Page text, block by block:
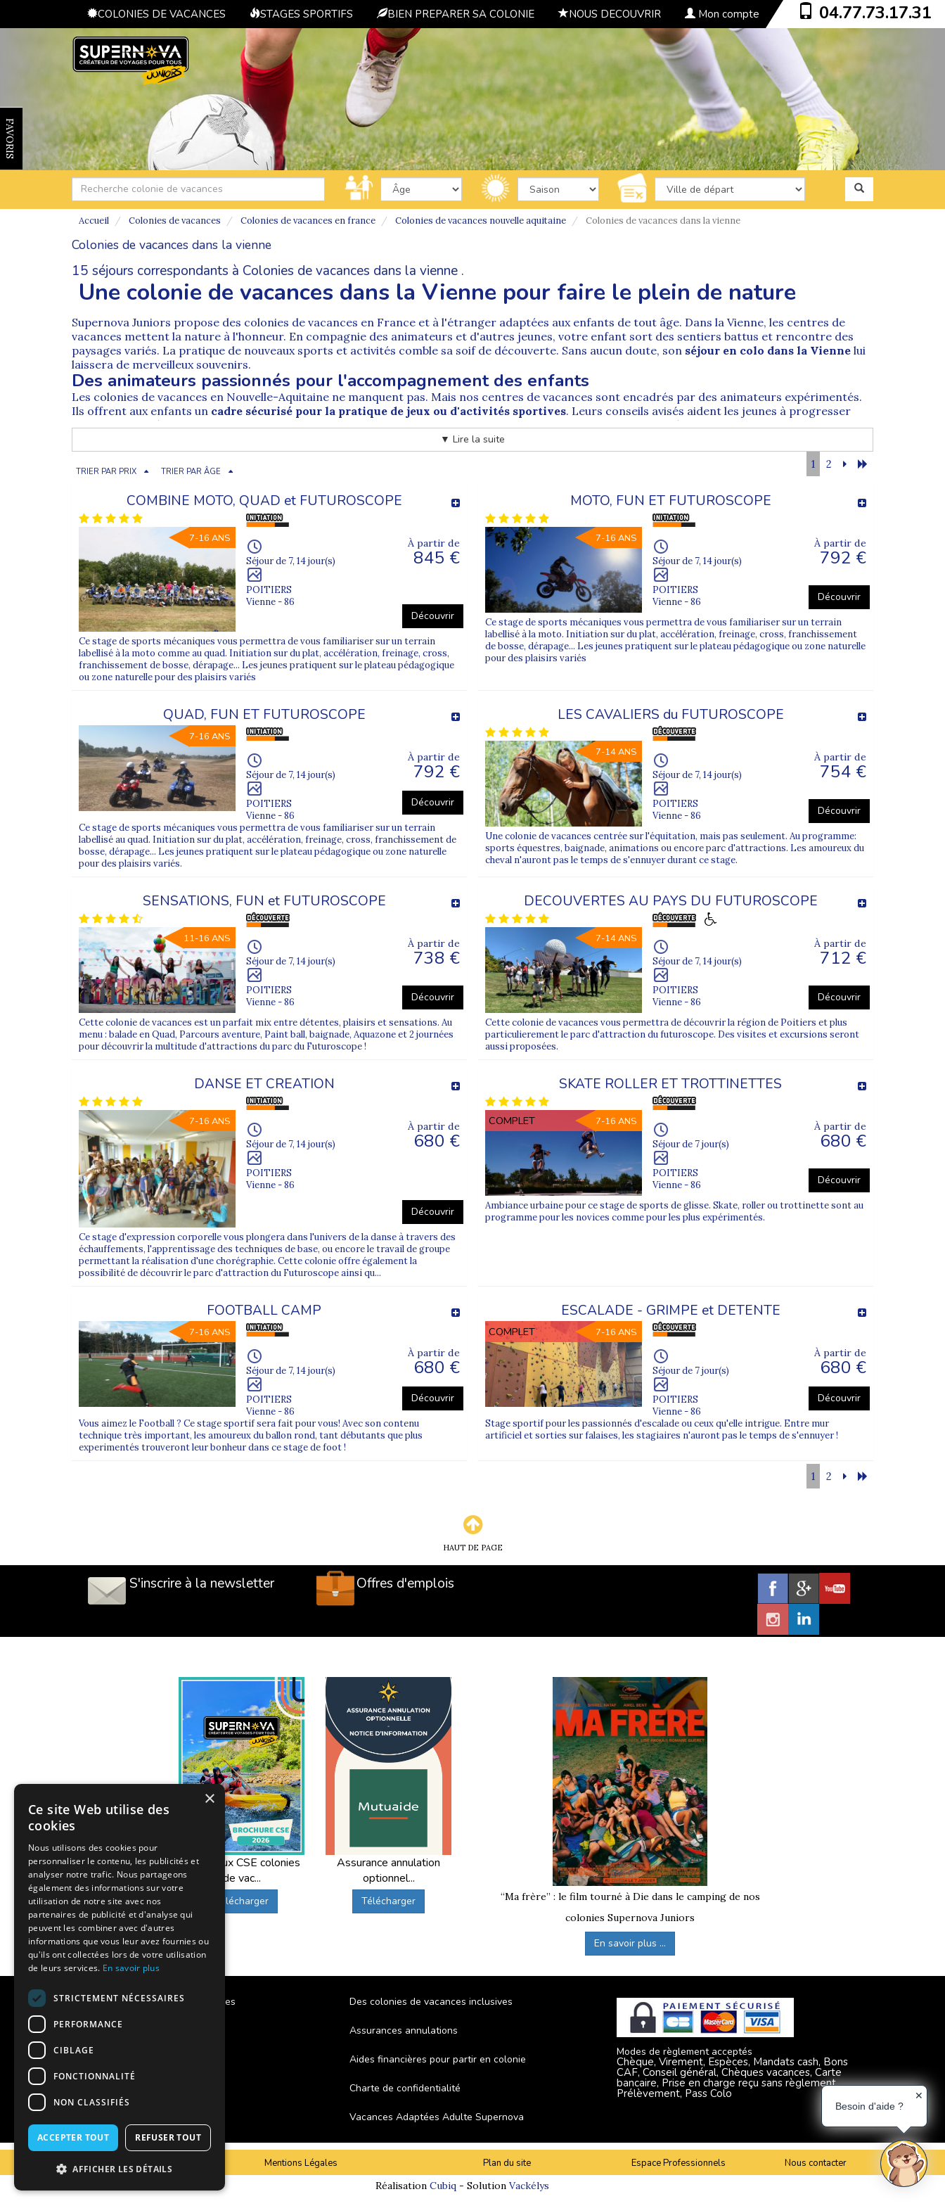
COLONIES DE VACANCES STAGES SPORTIFS BIEN PREPARER SA COLONIE NOUS DECOUVRIR Mon compte 04.77.73.17.31
FAVORIS
Accueil Colonies de vacances Colonies de vacances en france Colonies de vacances nouvelle aquitaine Colonies de vacances dans la vienne
Colonies de vacances dans la vienne
15 séjours correspondants à Colonies de vacances dans la vienne .
Une colonie de vacances dans la Vienne pour faire le plein de nature
Supernova Juniors propose des colonies de vacances en France et à l'étranger adaptées aux enfants de tout âge. Dans la Vienne, les centres de
vacances mettent la nature à l'honneur. En compagnie des animateurs et d'autres jeunes, votre enfant sort des sentiers battus et rencontre des
paysages variés. La pratique de nouveaux sports et activités comble sa soif de découverte. Sans aucun doute, son séjour en colo dans la Vienne lui
laissera de merveilleux souvenirs.
Des animateurs passionnés pour l'accompagnement des enfants
Les colonies de vacances en Nouvelle-Aquitaine ne manquent pas. Mais nos centres de vacances sont encadrés par des animateurs expérimentés.
Ils offrent aux enfants un cadre sécurisé pour la pratique de jeux ou d'activités sportives. Leurs conseils avisés aident les jeunes à progresser
rapidement. Grâce au savoir-faire des animateurs, les liens d'amitié se tissent facilement entre enfants de tout âge.
Une aventure à renouveler pour le bien-être de votre enfant
colonie de vacances au bord de la mer et de
l'océanet une colonie de vacances à la campagne
. Une colonie de vacances dans la Vienne offre aux enfants un cadre idéal pour la pratique
Votre enfant réclame une colonie de vacances pour ses prochains congés scolaires ? Découvrez sans attendre les guides Supernova Juniors. Vous
trouverez des informations indispensables à l'
organisation d'un séjour de vacances inoubliable pour votre enfant
La 1re colonie de vacances
Comment se passe une colonie de vacances ?
Comment trouver une bonne colonie de vacances ?
▼ Lire la suite
TRIER PAR PRIX TRIER PAR ÂGE
1 2
COMBINE MOTO, QUAD et FUTUROSCOPE
7-16 ANS
Séjour de 7, 14 jour(s)
POITIERS
Vienne - 86
À partir de
845 €
Découvrir
Ce stage de sports mécaniques vous permettra de vous familiariser sur un terrain
labellisé à la moto comme au quad. Initiation sur du plat, accélération, freinage, cross,
franchissement de bosse, dérapage... Les jeunes pratiquent sur le plateau pédagogique
ou zone naturelle pour des plaisirs variés
MOTO, FUN ET FUTUROSCOPE
7-16 ANS
Séjour de 7, 14 jour(s)
POITIERS
Vienne - 86
À partir de
792 €
Découvrir
Ce stage de sports mécaniques vous permettra de vous familiariser sur un terrain
labellisé à la moto. Initiation sur du plat, accélération, freinage, cross, franchissement
de bosse, dérapage... Les jeunes pratiquent sur le plateau pédagogique ou zone naturelle
pour des plaisirs variés
QUAD, FUN ET FUTUROSCOPE
7-16 ANS
Séjour de 7, 14 jour(s)
POITIERS
Vienne - 86
À partir de
792 €
Découvrir
Ce stage de sports mécaniques vous permettra de vous familiariser sur un terrain
labellisé au quad. Initiation sur du plat, accélération, freinage, cross, franchissement de
bosse, dérapage... Les jeunes pratiquent sur le plateau pédagogique ou zone naturelle
pour des plaisirs variés.
LES CAVALIERS du FUTUROSCOPE
7-14 ANS
Séjour de 7, 14 jour(s)
POITIERS
Vienne - 86
À partir de
754 €
Découvrir
Une colonie de vacances centrée sur l'équitation, mais pas seulement. Au programme:
sports équestres, baignade, animations ou encore parc d'attractions. Les amoureux du
cheval n'auront pas le temps de s'ennuyer durant ce stage.
SENSATIONS, FUN et FUTUROSCOPE
11-16 ANS
Séjour de 7, 14 jour(s)
POITIERS
Vienne - 86
À partir de
738 €
Découvrir
Cette colonie de vacances est un parfait mix entre détentes, plaisirs et sensations. Au
menu : balade en Quad, Parcours aventure, Paint ball, baignade, Aquazone et 2 journées
pour découvrir la multitude d'attractions du parc du Futuroscope !
DECOUVERTES AU PAYS DU FUTUROSCOPE
7-14 ANS
Séjour de 7, 14 jour(s)
POITIERS
Vienne - 86
À partir de
712 €
Découvrir
Cette colonie de vacances vous permettra de découvrir la région de Poitiers et plus
particulierement le parc d'attraction du futuroscope. Des visites et excursions seront
aussi proposées.
DANSE ET CREATION
7-16 ANS
Séjour de 7, 14 jour(s)
POITIERS
Vienne - 86
À partir de
680 €
Découvrir
Ce stage d'expression corporelle vous plongera dans l'univers de la danse à travers des
échauffements, l'apprentissage des techniques de base, ou encore le travail de groupe
permettant la réalisation d'une chorégraphie. Cette colonie offre également la
possibilité de découvrir le parc d'attraction du Futuroscope ainsi qu...
SKATE ROLLER ET TROTTINETTES
COMPLET 7-16 ANS
Séjour de 7 jour(s)
POITIERS
Vienne - 86
À partir de
680 €
Découvrir
Ambiance urbaine pour ce stage de sports de glisse. Skate, roller ou trottinette sont au
programme pour les novices comme pour les plus expérimentés.
FOOTBALL CAMP
7-16 ANS
Séjour de 7, 14 jour(s)
POITIERS
Vienne - 86
À partir de
680 €
Découvrir
Vous aimez le Football ? Ce stage sportif sera fait pour vous! Avec son contenu
technique très important, les amoureux du ballon rond, tant débutants que plus
experimentés trouveront leur bonheur dans ce stage de foot !
ESCALADE - GRIMPE et DETENTE
COMPLET 7-16 ANS
Séjour de 7 jour(s)
POITIERS
Vienne - 86
À partir de
680 €
Découvrir
Stage sportif pour les passionnés d'escalade ou ceux qu'elle intrigue. Entre mur
artificiel et sorties sur falaises, les stagiaires n'auront pas le temps de s'ennuyer !
1 2
HAUT DE PAGE
S'inscrire à la newsletter Offres d'emplois
Offres aux CSE colonies
de vac...
Télécharger
Assurance annulation
optionnel...
Télécharger
“Ma frère” : le film tourné à Die dans le camping de nos
colonies Supernova Juniors
En savoir plus ...
Calendrier des vacances scolaires
Notre histoire
Des colonies de vacances inclusives
Assurances annulations
Aides financières pour partir en colonie
Charte de confidentialité
Vacances Adaptées Adulte Supernova
Modes de règlement acceptés
Chèque, Virement, Espèces, Mandats cash, Bons
CAF, Conseil général, Chèques vacances, Carte
bancaire, Prise en charge reçu sans règlement,
Prélèvement, Pass Colo
C.G.V Mentions Légales Plan du site Espace Professionnels
Nous contacter
Réalisation Cubiq- Solution Vackélys
×
Ce site Web utilise des
cookies
Nous utilisons des cookies pour
personnaliser le contenu, les publicités et
analyser notre trafic. Nous partageons
également des informations sur votre
utilisation de notre site avec nos
partenaires de publicité et d'analyse qui
peuvent les combiner avec d'autres
informations que vous leur avez fournies ou
qu'ils ont collectées lors de votre utilisation
de leurs services. En savoir plus
STRICTEMENT NÉCESSAIRES
PERFORMANCE
CIBLAGE
FONCTIONNALITÉ
NON CLASSIFIÉS
ACCEPTER TOUT REFUSER TOUT
AFFICHER LES DÉTAILS
Besoin d'aide ?
✕